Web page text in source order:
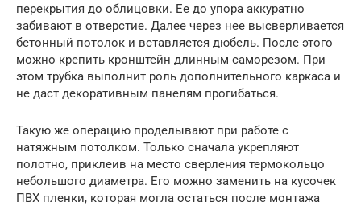
перекрытия до облицовки. Ее до упора аккуратно
забивают в отверстие. Далее через нее высверливается
бетонный потолок и вставляется дюбель. После этого
можно крепить кронштейн длинным саморезом. При
этом трубка выполнит роль дополнительного каркаса и
не даст декоративным панелям прогибаться.
Такую же операцию проделывают при работе с
натяжным потолком. Только сначала укрепляют
полотно, приклеив на место сверления термокольцо
небольшого диаметра. Его можно заменить на кусочек
ПВХ пленки, которая могла остаться после монтажа